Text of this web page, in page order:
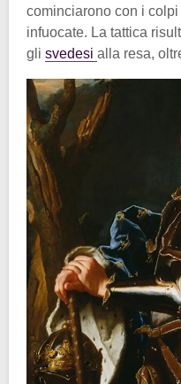
cominciarono con i
infuocate. La tattica
gli svedesi alla resa,